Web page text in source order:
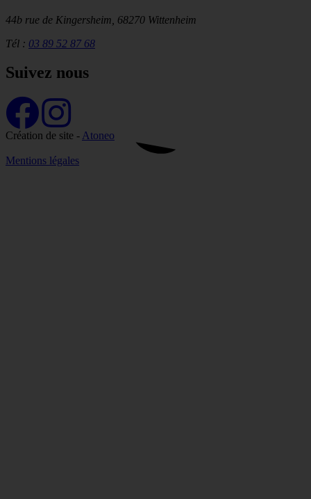
44b rue de Kingersheim, 68270 Wittenheim
Tél : 03 89 52 87 68
Suivez nous
Création de site - Atoneo
Mentions légales